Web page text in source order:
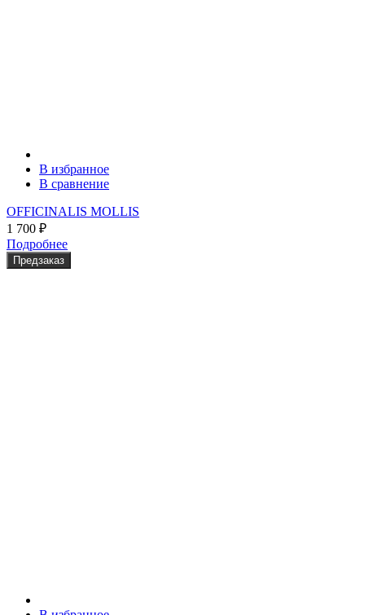
В избранное
В сравнение
OFFICINALIS MOLLIS
1 700 ₽
Подробнее
Предзаказ